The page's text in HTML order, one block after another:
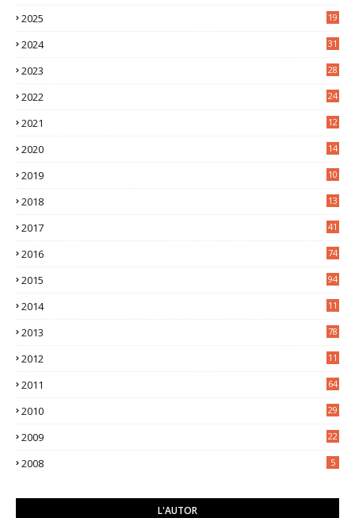
2025
19
2024
31
2023
28
2022
24
2021
12
2020
14
2019
10
2018
13
2017 41
2016 74
2015 94
2014
11
2013 78
2012
11
2011 64
2010 29
2009 22
2008 5
L'AUTOR